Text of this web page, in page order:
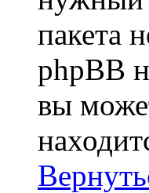
пакета
phpBB
вы